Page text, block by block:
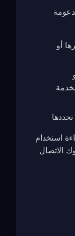
أو
استخدام
الاتصال